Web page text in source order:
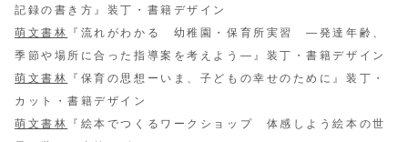
記録の書き方』装丁・書籍デザイン
萌文書林
『流れがわかる 幼稚園・保育所実習 ―発達年齢、
季節や場所に合った指導案を考えよう―』装丁・書籍デザイン
萌文書林
『保育の思想ーいま、子どもの幸せのために』装丁・
カット・書籍デザイン
萌文書林
『絵本でつくるワークショップ 体感しよう絵本の世